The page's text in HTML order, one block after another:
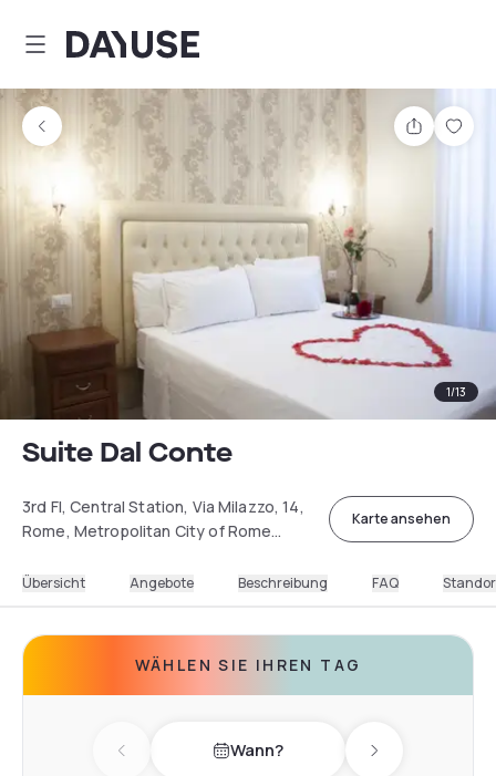
Dayuse
Teilen
1/13
Suite Dal Conte
3rd Fl, Central Station, Via Milazzo, 14,
Rome, Metropolitan City of Rome
Karte ansehen
Übersicht Angebote Beschreibung FAQ
WÄHLEN SIE IHREN TAG
Previous day Wann? Next day